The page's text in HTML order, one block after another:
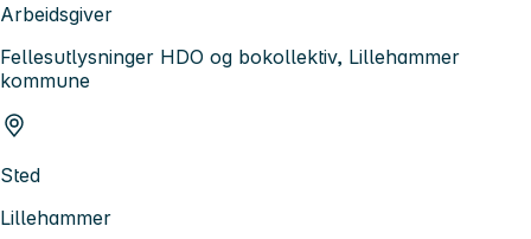
Arbeidsgiver
Fellesutlysninger HDO og bokollektiv, Lillehammer
kommune
Sted
Lillehammer